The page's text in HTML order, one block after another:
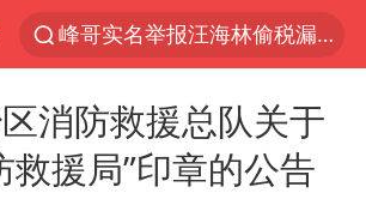
峰哥实名举报汪海林偷税漏税
浙江温州发布台风橙色预警信号
男童模仿奥特曼从高处跳下致骨折
消防救援总队关于
救援局”印章的公告